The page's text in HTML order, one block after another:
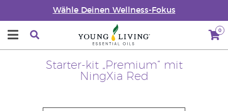
Wähle Deinen Wellness-Fokus
0
Starter-kit „Premium“ mit
NingXia Red